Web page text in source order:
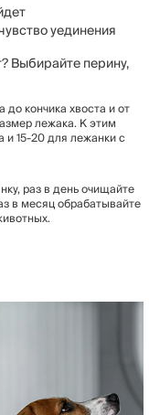
уединения
Выбирайте перину,
до кончика хвоста и от
лежака. К этим
15-20 для лежанки с
раз в день очищайте
в месяц обрабатывайте